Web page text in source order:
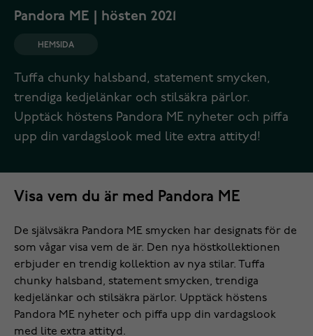
HEMSIDA
Pandora ME | hösten 2021
Tuffa chunky halsband, statement smycken,
trendiga kedjelänkar och stilsäkra pärlor.
Upptäck höstens Pandora ME nyheter och piffa
upp din vardagslook med lite extra attityd!
Visa vem du är med Pandora ME
De självsäkra Pandora ME smycken har designats för de
som vågar visa vem de är. Den nya höstkollektionen
erbjuder en trendig kollektion av nya stilar. Tuffa
chunky halsband, statement smycken, trendiga
kedjelänkar och stilsäkra pärlor. Upptäck höstens
Pandora ME nyheter och piffa upp din vardagslook
med lite extra attityd.